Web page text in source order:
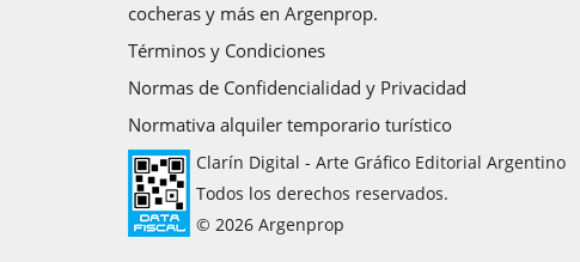
cocheras y más en Argenprop.
Términos y Condiciones
Normas de Confidencialidad y Privacidad
Normativa alquiler temporario turístico
Clarín Digital - Arte Gráfico Editorial Argentino
Todos los derechos reservados.
© 2026 Argenprop